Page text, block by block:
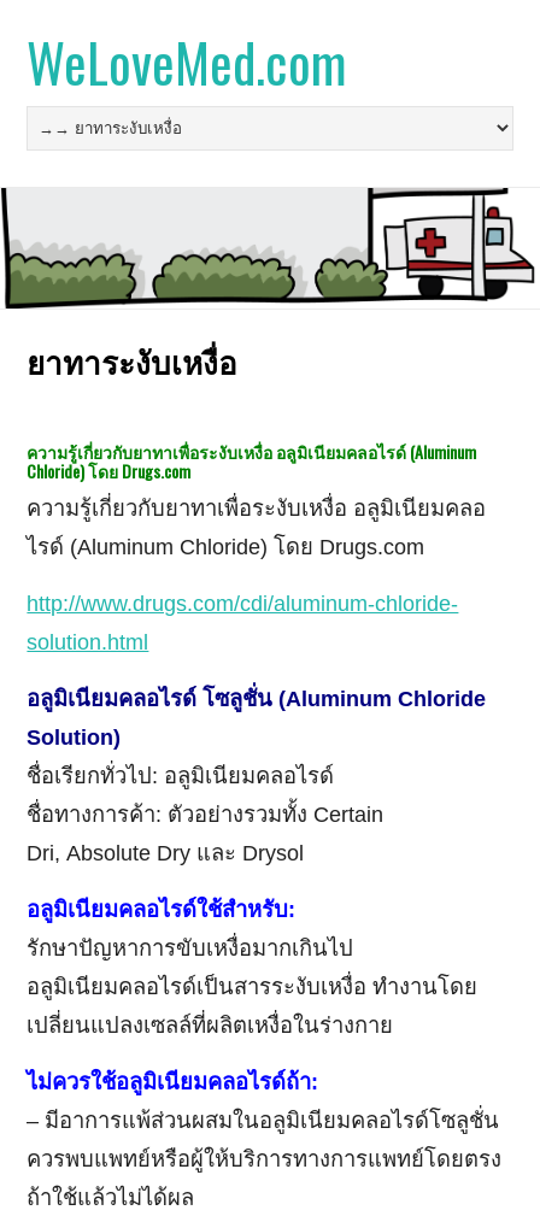
WeLoveMed.com
ยาทาระงับเหงื่อ
ความรู้เกี่ยวกับยาทาเพื่อระงับเหงื่อ อลูมิเนียมคลอไรด์ (Aluminum
Chloride) โดย Drugs.com
ความรู้เกี่ยวกับยาทาเพื่อระงับเหงื่อ อลูมิเนียมคลอ
ไรด์ (Aluminum Chloride) โดย Drugs.com
http://www.drugs.com/cdi/aluminum-chloride-
solution.html
อลูมิเนียมคลอไรด์ โซลูชั่น (Aluminum Chloride
Solution)
ชื่อเรียกทั่วไป: อลูมิเนียมคลอไรด์
ชื่อทางการค้า: ตัวอย่างรวมทั้ง Certain
Dri, Absolute Dry และ Drysol
อลูมิเนียมคลอไรด์ใช้สำหรับ:
รักษาปัญหาการขับเหงื่อมากเกินไป
อลูมิเนียมคลอไรด์เป็นสารระงับเหงื่อ ทำงานโดย
เปลี่ยนแปลงเซลล์ที่ผลิตเหงื่อในร่างกาย
ไม่ควรใช้อลูมิเนียมคลอไรด์ถ้า:
– มีอาการแพ้ส่วนผสมในอลูมิเนียมคลอไรด์โซลูชั่น
ควรพบแพทย์หรือผู้ให้บริการทางการแพทย์โดยตรง
ถ้าใช้แล้วไม่ได้ผล